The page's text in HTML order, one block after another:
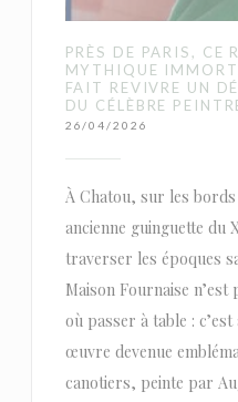
PRÈS DE PARIS, CE
MYTHIQUE
FAIT REVIVRE UN
DU CÉLÈBRE
26/04/2026
À Chatou, sur les bords
ancienne guinguette du
traverser les époques
Maison Fournaise n’est
où passer à table :
œuvre devenue
canotiers, peinte par